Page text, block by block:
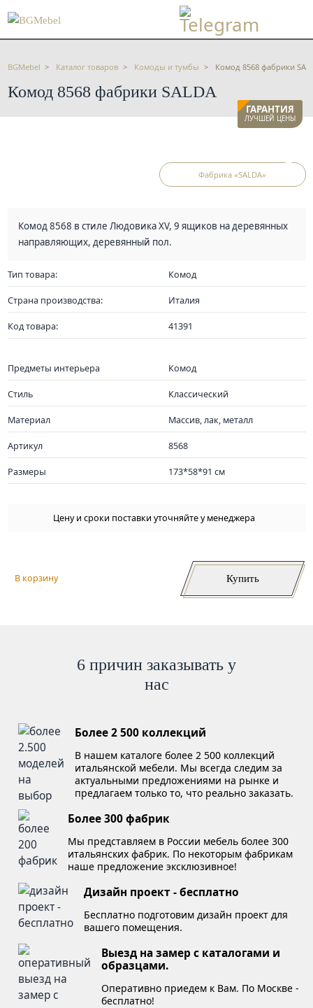
BGMebel Каталог товаров Комоды и тумбы Комод 8568 фабрики
Комод 8568 фабрики SALDA
ГАРАНТИЯ
ЛУЧШЕЙ ЦЕНЫ
Фабрика «SALDA»
Комод 8568 в стиле Людовика XV, 9 ящиков на деревянных
направляющих, деревянный пол.
Тип товара: Комод
Страна производства: Италия
Код товара: 41391
Предметы интерьера Комод
Стиль Классический
Материал Массив, лак, металл
Артикул 8568
Размеры 173*58*91 см
Цену и сроки поставки уточняйте у менеджера
В корзину Купить
6 причин заказывать у
нас
Более 2 500 коллекций
В нашем каталоге более 2 500 коллекций
итальянской мебели. Мы всегда следим за
актуальными предложениями на рынке и
предлагаем только то, что реально заказать.
Более 300 фабрик
Мы представляем в России мебель более 300
итальянских фабрик. По некоторым фабрикам
наше предложение эксклюзивное!
Дизайн проект - бесплатно
Бесплатно подготовим дизайн проект для
вашего помещения.
Выезд на замер с каталогами и
образцами.
Оперативно приедем к Вам. По Москве -
бесплатно!